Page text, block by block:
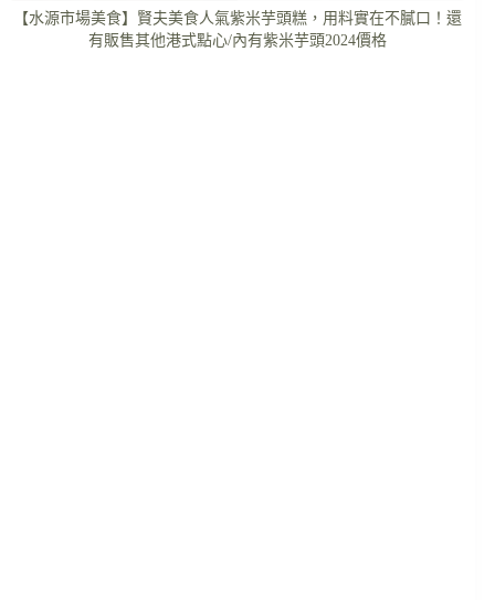
【水源市場美食】賢夫美食人氣紫米芋頭糕，用料實在不膩口！還
有販售其他港式點心/內有紫米芋頭2024價格